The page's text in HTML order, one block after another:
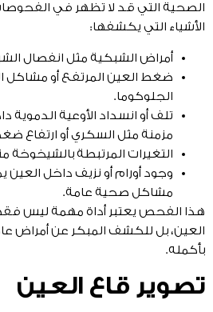
الصحية التي قد لا تظهر في الفحوصات
الأشياء التي يكشفها:
أمراض الشبكية مثل انفصال
ضغط العين المرتفع أو مشاكل
الجلوكوما.
تلف أو انسداد الأوعية
مزمنة مثل السكري أو ارتفاع
التغيرات المرتبطة بالشيخوخة
وجود أورام أو نزيف داخل
مشاكل صحية عامة.
هذا الفحص يعتبر أداة مهمة ليس
العين، بل للكشف المبكر عن أمراض
بأكمله.
تصوير قاع العين